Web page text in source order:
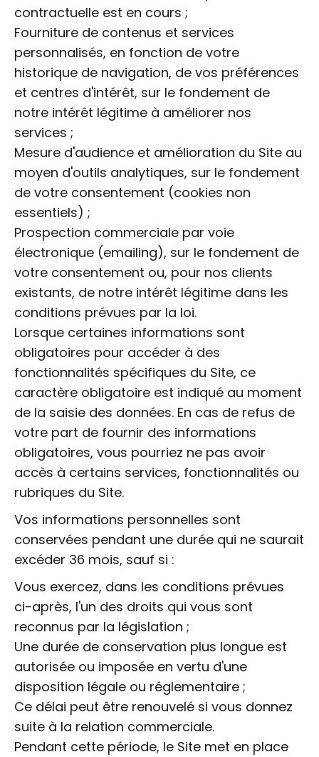
contractuelle est en cours ;
Fourniture de contenus et services
personnalisés, en fonction de votre
historique de navigation, de vos préférences
et centres d'intérêt, sur le fondement de
notre intérêt légitime à améliorer nos
services ;
Mesure d'audience et amélioration du Site au
moyen d'outils analytiques, sur le fondement
de votre consentement (cookies non
essentiels) ;
Prospection commerciale par voie
électronique (emailing), sur le fondement de
votre consentement ou, pour nos clients
existants, de notre intérêt légitime dans les
conditions prévues par la loi.
Lorsque certaines informations sont
obligatoires pour accéder à des
fonctionnalités spécifiques du Site, ce
caractère obligatoire est indiqué au moment
de la saisie des données. En cas de refus de
votre part de fournir des informations
obligatoires, vous pourriez ne pas avoir
accès à certains services, fonctionnalités ou
rubriques du Site.
Vos informations personnelles sont
conservées pendant une durée qui ne saurait
excéder 36 mois, sauf si :
Vous exercez, dans les conditions prévues
ci-après, l'un des droits qui vous sont
reconnus par la législation ;
Une durée de conservation plus longue est
autorisée ou imposée en vertu d'une
disposition légale ou réglementaire ;
Ce délai peut être renouvelé si vous donnez
suite à la relation commerciale.
Pendant cette période, le Site met en place